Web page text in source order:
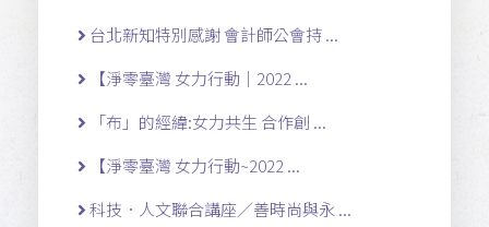
台北新知特別感謝 會計師公會持 ...
【淨零臺灣 女力行動｜2022 ...
「布」的經緯:女力共生 合作創 ...
【淨零臺灣 女力行動~2022 ...
科技．人文聯合講座／善時尚與永 ...